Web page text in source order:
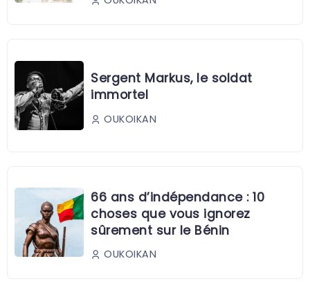
Sergent Markus, le soldat
immortel
OUKOIKAN
66 ans d’indépendance : 10
choses que vous ignorez
sûrement sur le Bénin
OUKOIKAN